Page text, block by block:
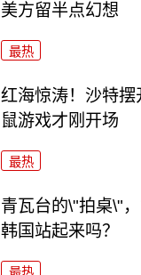
美方留半点幻想
最热
红海惊涛！沙特摆
鼠游戏才刚开场
最热
青瓦台的\"拍桌\"
韩国站起来吗？